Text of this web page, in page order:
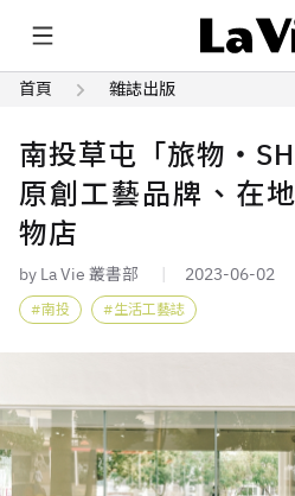
首頁 雜誌出版
南投草屯「旅物・
原創工藝品牌、在
物店
by La Vie 叢書部 2023-06-02
南投 生活工藝誌